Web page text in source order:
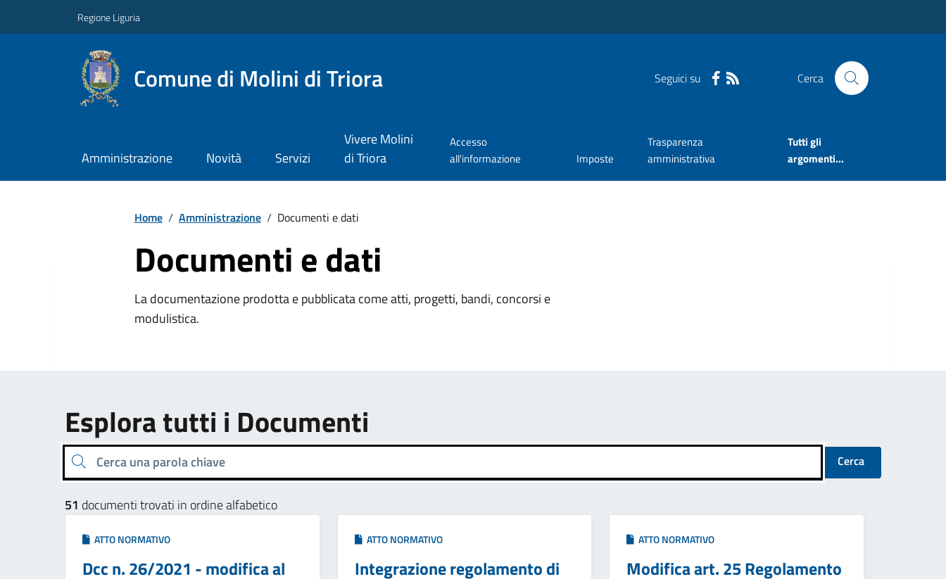
Regione Liguria
Comune di Molini di Triora Seguici su Cerca
Amministrazione Novità Servizi
Vivere Molini
di Triora
Accesso
all'informazione
Imposte
Trasparenza
amministrativa
Tutti gli
argomenti...
Home / Amministrazione / Documenti e dati
Documenti e dati
La documentazione prodotta e pubblicata come atti, progetti, bandi, concorsi e
modulistica.
Esplora tutti i Documenti
Cerca una parola chiave Cerca
51 documenti trovati in ordine alfabetico
ATTO NORMATIVO
Dcc n. 26/2021 - modifica al
ATTO NORMATIVO
Integrazione regolamento di
ATTO NORMATIVO
Modifica art. 25 Regolamento